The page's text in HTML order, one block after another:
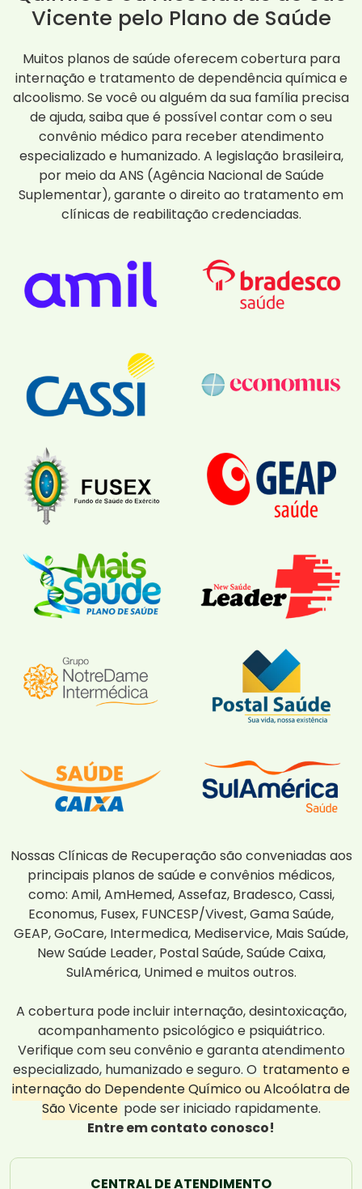
Vicente pelo Plano de Saúde
Muitos planos de saúde oferecem cobertura para
internação e tratamento de dependência química e
alcoolismo. Se você ou alguém da sua família precisa
de ajuda, saiba que é possível contar com o seu
convênio médico para receber atendimento
especializado e humanizado. A legislação brasileira,
por meio da ANS (Agência Nacional de Saúde
Suplementar), garante o direito ao tratamento em
clínicas de reabilitação credenciadas.
Nossas Clínicas de Recuperação são conveniadas aos
principais planos de saúde e convênios médicos,
como: Amil, AmHemed, Assefaz, Bradesco, Cassi,
Economus, Fusex, FUNCESP/Vivest, Gama Saúde,
GEAP, GoCare, Intermedica, Mediservice, Mais Saúde,
New Saúde Leader, Postal Saúde, Saúde Caixa,
SulAmérica, Unimed e muitos outros.
A cobertura pode incluir internação, desintoxicação,
acompanhamento psicológico e psiquiátrico.
Verifique com seu convênio e garanta atendimento
especializado, humanizado e seguro. O tratamento e
internação do Dependente Químico ou Alcoólatra de
São Vicente pode ser iniciado rapidamente.
Entre em contato conosco!
CENTRAL DE ATENDIMENTO